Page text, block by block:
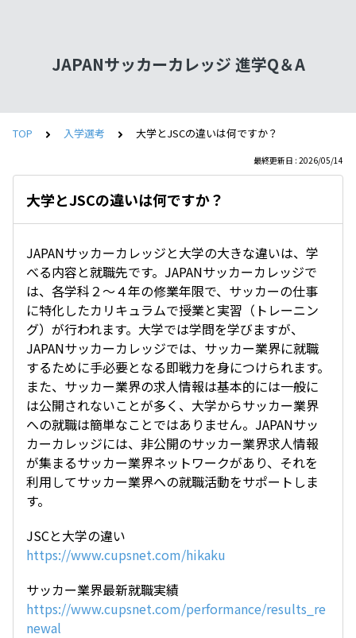
JAPANサッカーカレッジ 進学Q＆A
TOP 入学選考 大学とJSCの違いは何ですか？
最終更新日 : 2026/05/14
大学とJSCの違いは何ですか？
JAPANサッカーカレッジと大学の大きな違いは、学
べる内容と就職先です。JAPANサッカーカレッジで
は、各学科２～４年の修業年限で、サッカーの仕事
に特化したカリキュラムで授業と実習（トレーニン
グ）が行われます。大学では学問を学びますが、
JAPANサッカーカレッジでは、サッカー業界に就職
するために手必要となる即戦力を身につけられます。
また、サッカー業界の求人情報は基本的には一般に
は公開されないことが多く、大学からサッカー業界
への就職は簡単なことではありません。JAPANサッ
カーカレッジには、非公開のサッカー業界求人情報
が集まるサッカー業界ネットワークがあり、それを
利用してサッカー業界への就職活動をサポートしま
す。
JSCと大学の違い
https://www.cupsnet.com/hikaku
サッカー業界最新就職実績
https://www.cupsnet.com/performance/results_re
newal